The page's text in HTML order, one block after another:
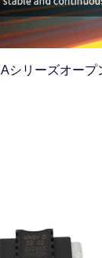
Aシリーズオープ